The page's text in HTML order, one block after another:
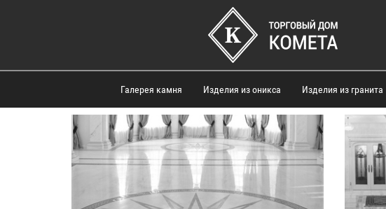
Галерея камня Изделия из оникса Изделия из гранита